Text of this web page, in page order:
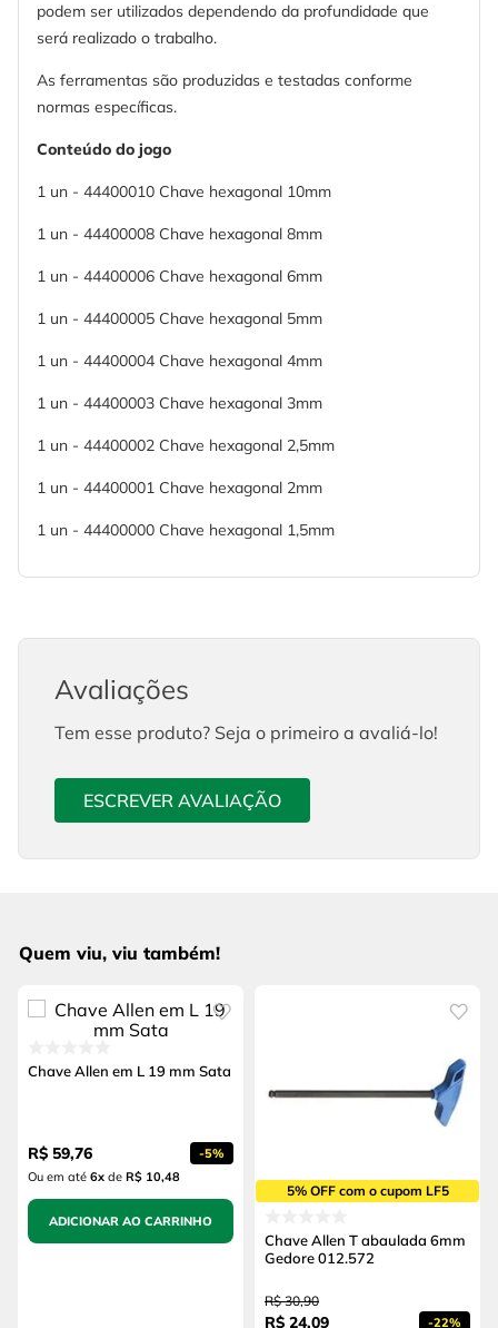
podem ser utilizados dependendo da profundidade que
será realizado o trabalho.
As ferramentas são produzidas e testadas conforme
normas específicas.
Conteúdo do jogo
1 un - 44400010 Chave hexagonal 10mm
1 un - 44400008 Chave hexagonal 8mm
1 un - 44400006 Chave hexagonal 6mm
1 un - 44400005 Chave hexagonal 5mm
1 un - 44400004 Chave hexagonal 4mm
1 un - 44400003 Chave hexagonal 3mm
1 un - 44400002 Chave hexagonal 2,5mm
1 un - 44400001 Chave hexagonal 2mm
1 un - 44400000 Chave hexagonal 1,5mm
Avaliações
Tem esse produto? Seja o primeiro a avaliá-lo!
ESCREVER AVALIAÇÃO
Quem viu, viu também!
Chave Allen em L 19 mm Sata
R$ 59,76 -5%
Ou em até 6x de R$ 10,48
ADICIONAR AO CARRINHO
5% OFF com o cupom LF5
Chave Allen T abaulada 6mm
Gedore 012.572
R$ 30,90
R$ 24,09 -22%